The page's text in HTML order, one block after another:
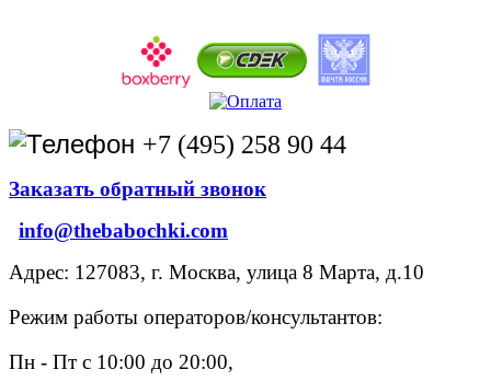
+7 (495) 258 90 44
Заказать обратный звонок
info@thebabochki.com
Адрес: 127083, г. Москва, улица 8 Марта, д.10
Режим работы операторов/консультантов:
Пн - Пт с 10:00 до 20:00,